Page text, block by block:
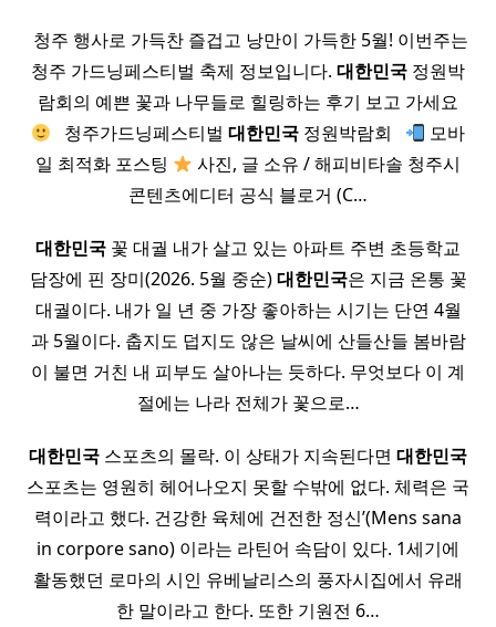
​ 청주 행사로 가득찬 즐겁고 낭만이 가득한 5월! 이번주는
청주 가드닝페스티벌 축제 정보입니다. 대한민국 정원박
람회의 예쁜 꽃과 나무들로 힐링하는 후기 보고 가세요
​ ​ 청주가드닝페스티벌 대한민국 정원박람회 ​ ​
모바
일 최적화 포스팅
사진, 글 소유 / 해피비타솔 청주시
콘텐츠에디터 공식 블로거 (C…
대한민국 꽃 대궐 내가 살고 있는 아파트 주변 초등학교
담장에 핀 장미(2026. 5월 중순)대한민국은 지금 온통 꽃
대궐이다. 내가 일 년 중 가장 좋아하는 시기는 단연 4월
과 5월이다. 춥지도 덥지도 않은 날씨에 산들산들 봄바람
이 불면 거친 내 피부도 살아나는 듯하다. 무엇보다 이 계
절에는 나라 전체가 꽃으로…
대한민국 스포츠의 몰락. 이 상태가 지속된다면 대한민국
스포츠는 영원히 헤어나오지 못할 수밖에 없다. 체력은 국
력이라고 했다. 건강한 육체에 건전한 정신’(Mens sana
in corpore sano) 이라는 라틴어 속담이 있다. 1세기에
활동했던 로마의 시인 유베날리스의 풍자시집에서 유래
한 말이라고 한다. 또한 기원전 6…